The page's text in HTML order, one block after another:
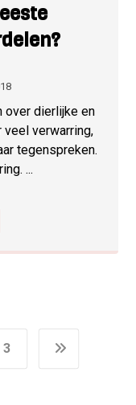
over dierlijke en
verwarring,
tegenspreken.
...
3